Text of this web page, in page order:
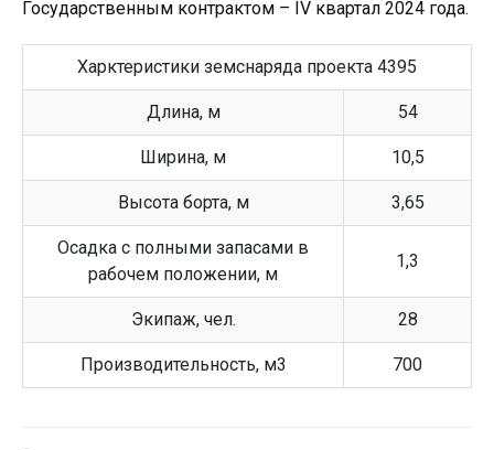
Государственным контрактом – IV квартал 2024 года.
Харктеристики земснаряда проекта 4395
Длина, м 54
Ширина, м 10,5
Высота борта, м 3,65
Осадка с полными запасами в
рабочем положении, м
1,3
Экипаж, чел. 28
Производительность, м3 700